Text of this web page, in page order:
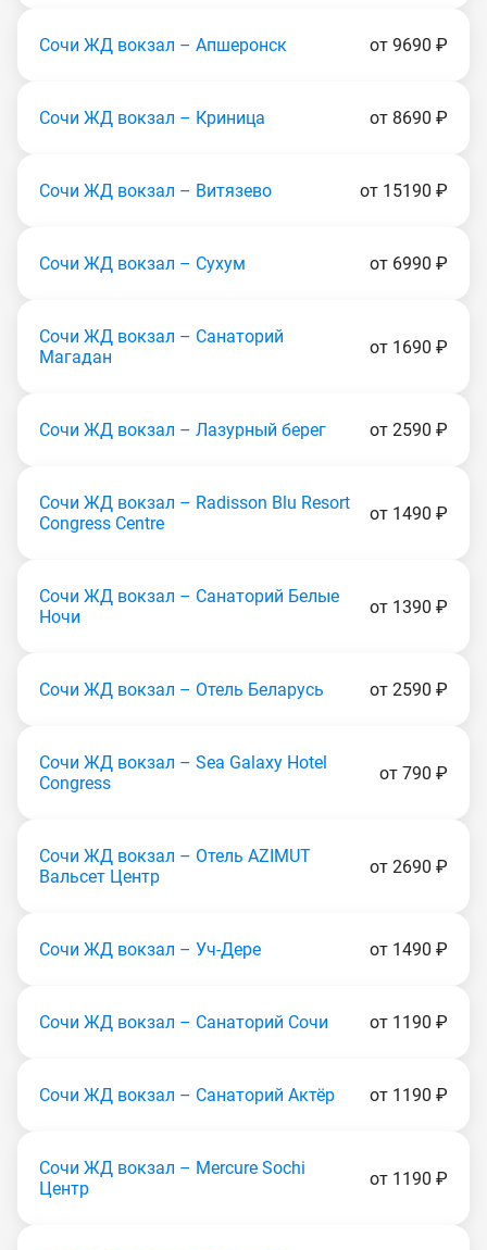
Сочи ЖД вокзал – Апшеронск от 9690 ₽
Сочи ЖД вокзал – Криница от 8690 ₽
Сочи ЖД вокзал – Витязево от 15190 ₽
Сочи ЖД вокзал – Сухум от 6990 ₽
Сочи ЖД вокзал – Санаторий
Магадан
от 1690 ₽
Сочи ЖД вокзал – Лазурный берег от 2590 ₽
Сочи ЖД вокзал – Radisson Blu Resort
Congress Centre
от 1490 ₽
Сочи ЖД вокзал – Санаторий Белые
Ночи
от 1390 ₽
Сочи ЖД вокзал – Отель Беларусь от 2590 ₽
Сочи ЖД вокзал – Sea Galaxy Hotel
Congress
от 790 ₽
Сочи ЖД вокзал – Отель AZIMUT
Вальсет Центр
от 2690 ₽
Сочи ЖД вокзал – Уч-Дере от 1490 ₽
Сочи ЖД вокзал – Санаторий Сочи от 1190 ₽
Сочи ЖД вокзал – Санаторий Актёр от 1190 ₽
Сочи ЖД вокзал – Mercure Sochi
Центр
от 1190 ₽